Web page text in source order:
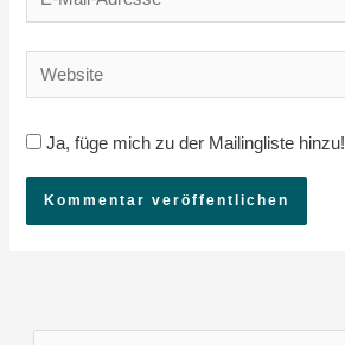
Mail-
Adresse*
Website
Ja, füge mich zu der Mailingliste hinzu!